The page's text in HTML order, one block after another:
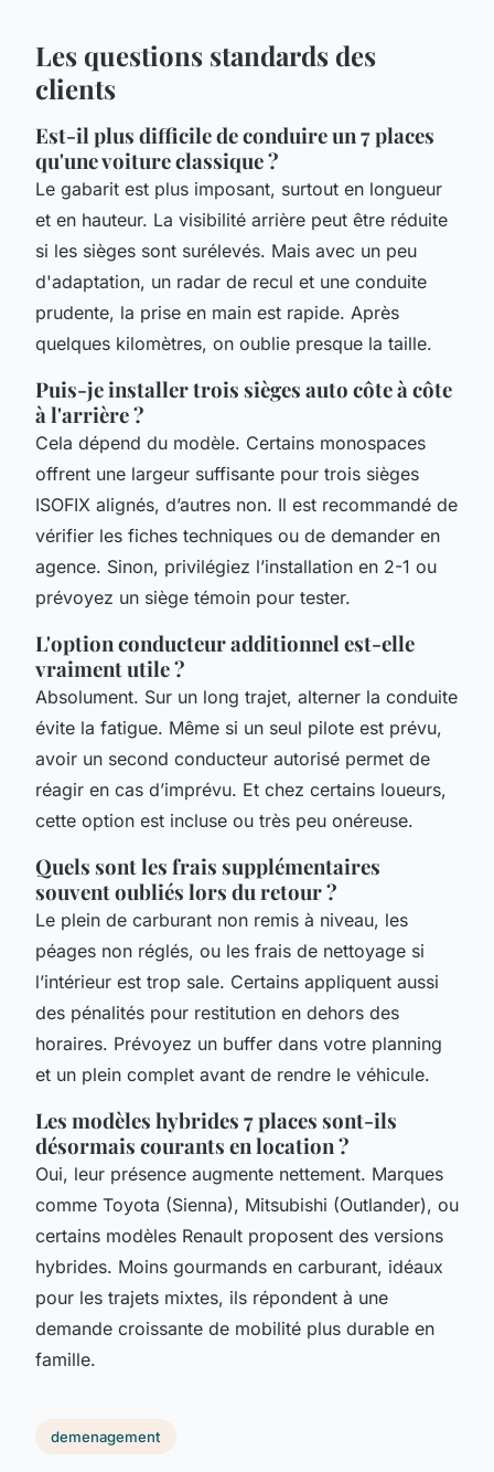
Les questions standards des
clients
Est-il plus difficile de conduire un 7 places
qu'une voiture classique ?
Le gabarit est plus imposant, surtout en longueur
et en hauteur. La visibilité arrière peut être réduite
si les sièges sont surélevés. Mais avec un peu
d'adaptation, un radar de recul et une conduite
prudente, la prise en main est rapide. Après
quelques kilomètres, on oublie presque la taille.
Puis-je installer trois sièges auto côte à côte
à l'arrière ?
Cela dépend du modèle. Certains monospaces
offrent une largeur suffisante pour trois sièges
ISOFIX alignés, d’autres non. Il est recommandé de
vérifier les fiches techniques ou de demander en
agence. Sinon, privilégiez l’installation en 2-1 ou
prévoyez un siège témoin pour tester.
L'option conducteur additionnel est-elle
vraiment utile ?
Absolument. Sur un long trajet, alterner la conduite
évite la fatigue. Même si un seul pilote est prévu,
avoir un second conducteur autorisé permet de
réagir en cas d’imprévu. Et chez certains loueurs,
cette option est incluse ou très peu onéreuse.
Quels sont les frais supplémentaires
souvent oubliés lors du retour ?
Le plein de carburant non remis à niveau, les
péages non réglés, ou les frais de nettoyage si
l’intérieur est trop sale. Certains appliquent aussi
des pénalités pour restitution en dehors des
horaires. Prévoyez un buffer dans votre planning
et un plein complet avant de rendre le véhicule.
Les modèles hybrides 7 places sont-ils
désormais courants en location ?
Oui, leur présence augmente nettement. Marques
comme Toyota (Sienna), Mitsubishi (Outlander), ou
certains modèles Renault proposent des versions
hybrides. Moins gourmands en carburant, idéaux
pour les trajets mixtes, ils répondent à une
demande croissante de mobilité plus durable en
famille.
demenagement